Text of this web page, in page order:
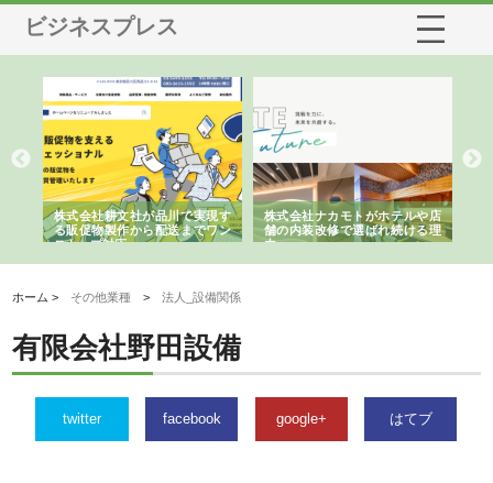
ビジネスプレス
株式会社耕文社が品川で実現す
る販促物製作から配送までワン
ストップ対応
株式会社ナカモトがホテルや店
舗の内装改修で選ばれ続ける理
由
ホーム > その他業種 >法人_設備関係
有限会社野田設備
twitter facebook google+ はてブ